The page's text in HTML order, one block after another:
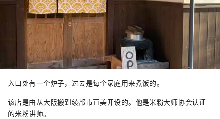
入口处有一个炉子，过去是每个家庭用来煮饭的。
该店是由从大阪搬到绫部市直美开设的。他是米粉大师协会认证
的米粉讲师。